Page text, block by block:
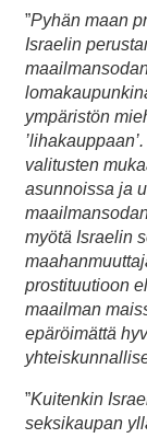
”Pyhän maan
Israelin
ympäristön
valitusten
asunnoissa ja
myötä Israelin
prostituutioon
maailman
epäröimättä
”Kuitenkin
seksikaupan